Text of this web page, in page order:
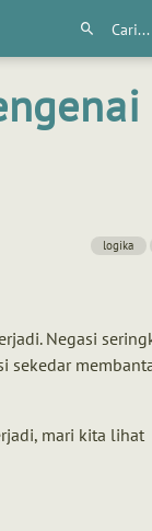
logika
Negasi
sekedar
mari kita lihat